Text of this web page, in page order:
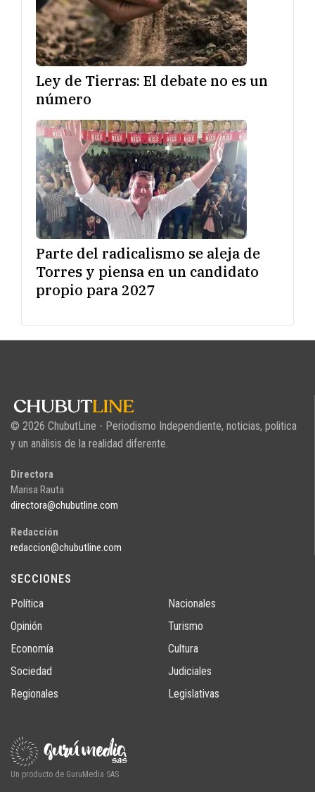
Ley de Tierras: El debate no es un
número
Parte del radicalismo se aleja de
Torres y piensa en un candidato
propio para 2027
© 2026 ChubutLine - Periodismo Independiente, noticias, politica
y un análisis de la realidad diferente.
Directora
Marisa Rauta
directora@chubutline.com
Redacción
redaccion@chubutline.com
SECCIONES
Política
Opinión
Economía
Sociedad
Regionales
Nacionales
Turismo
Cultura
Judiciales
Legislativas
Un producto de GuruMedia SAS